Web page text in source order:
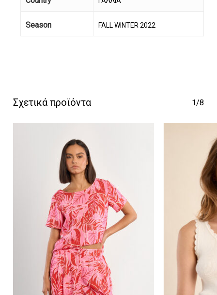
Season FALL WINTER 2022
Σχετικά προϊόντα 1/8